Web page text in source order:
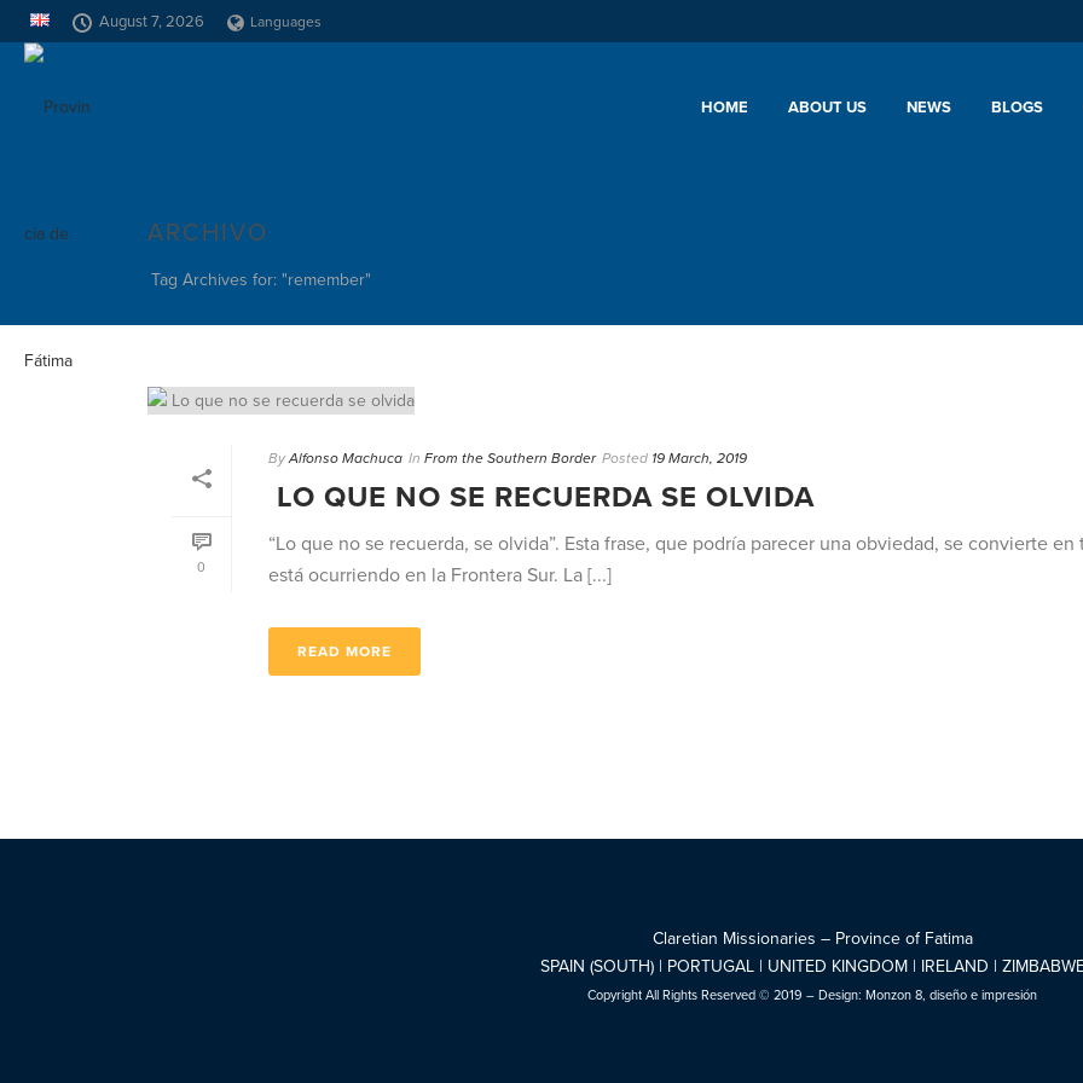
August 7, 2026 Languages
HOME ABOUT US NEWS BLOGS
ARCHIVO
Tag Archives for: "remember"
0
By Alfonso Machuca In From the Southern Border Posted 19 March, 2019
LO QUE NO SE RECUERDA SE OLVIDA
“Lo que no se recuerda, se olvida”. Esta frase, que podría parecer una obviedad, se convierte
está ocurriendo en la Frontera Sur. La [...]
READ MORE
Claretian Missionaries – Province of Fatima
SPAIN (SOUTH) | PORTUGAL | UNITED KINGDOM | IRELAND |
Copyright All Rights Reserved © 2019 – Design: Monzon 8, diseño e impresión